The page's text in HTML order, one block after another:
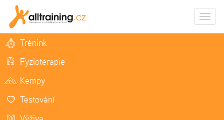
Trénink
Fyzioterapie
Kempy
Testování